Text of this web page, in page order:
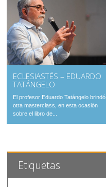
ECLESIASTÉS – EDUARDO
TATÁNGELO
El profesor Eduardo Tatángelo brindó
otra masterclass, en esta ocasión
sobre el libro de...
Etiquetas